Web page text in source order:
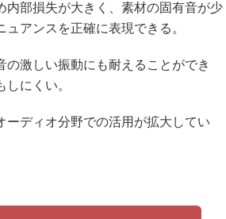
内部損失が大きく、素材の固有音が少
アンスを正確に表現できる。
激しい振動にも耐えることができ
にくい。
ディオ分野での活用が拡大してい